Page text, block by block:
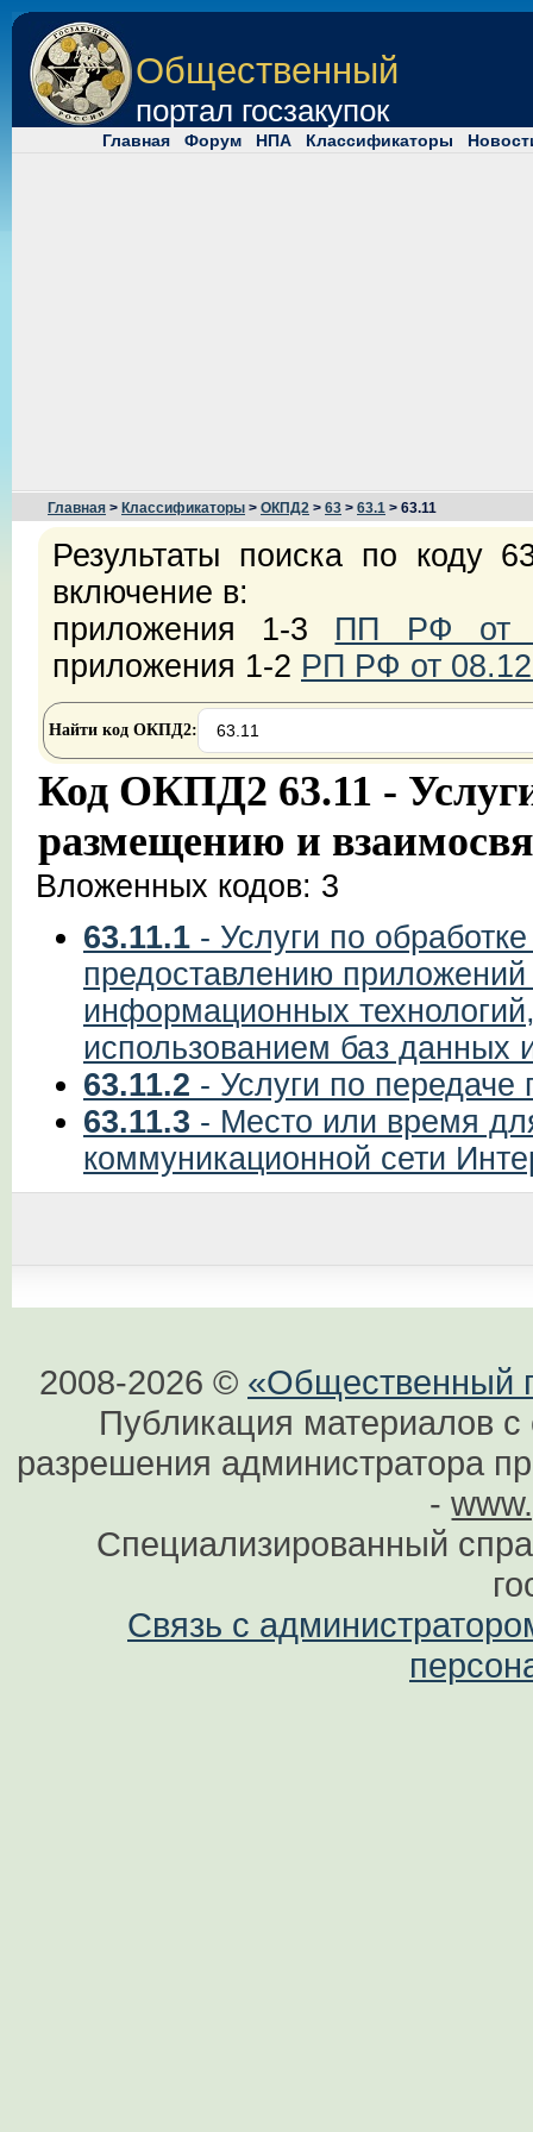
Общественный
портал госзакупок
Главная Форум НПА Классификаторы
Главная > Классификаторы > ОКПД2 > 63 > 63.1 > 63.11
Результаты поиска по коду
включение в:
приложения 1-3 ПП РФ от
приложения 1-2 РП РФ от
Найти код ОКПД2:
Код ОКПД2 63.11 -
размещению и
Вложенных кодов: 3
63.11.1 - Услуги по
предоставлению
информационных
использованием баз
63.11.2 - Услуги по передаче
63.11.3 - Место или время
коммуникационной сети
2008-2026 © «Общественный
Публикация материалов
разрешения администратора
-
Специализированный
Связь с